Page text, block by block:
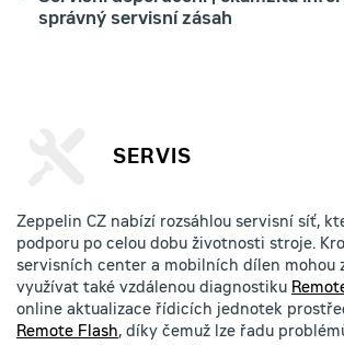
správný servisní zásah
SERVIS
Zeppelin CZ nabízí rozsáhlou servisní síť,
podporu po celou dobu životnosti stroje.
servisních center a mobilních dílen mohou
využívat také vzdálenou diagnostiku
online aktualizace řídicích jednotek
Remote Flash, díky čemuž lze řadu